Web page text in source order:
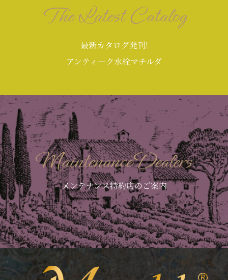
The Latest Catalog
最新カタログ発刊!
アンティ―ク水栓マチルダ​
Maintenance Dealers
メンテナンス特約店のご案内